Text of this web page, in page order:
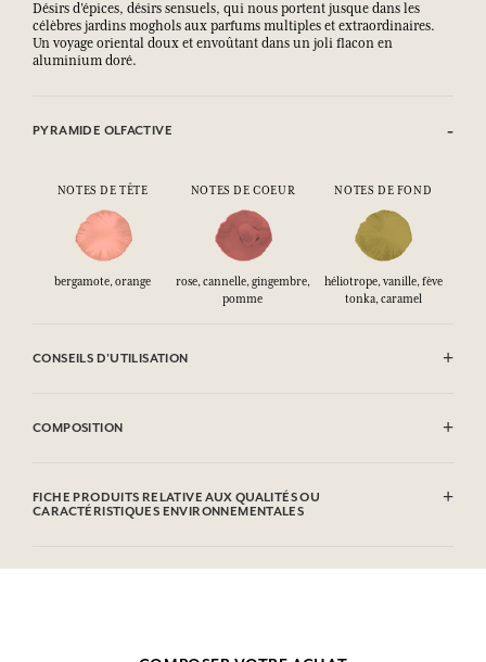
Désirs d’épices, désirs sensuels, qui nous portent jusque dans les
célèbres jardins moghols aux parfums multiples et extraordinaires.
Un voyage oriental doux et envoûtant dans un joli flacon en
aluminium doré.
PYRAMIDE OLFACTIVE
NOTES DE TÊTE NOTES DE COEUR NOTES DE FOND
bergamote, orange
rose, cannelle, gingembre,
pomme
héliotrope, vanille, fève
tonka, caramel
CONSEILS D'UTILISATION
COMPOSITION
Linalool, Limonene, Geraniol, Citral, Cinnamal, Eugenol, Coumarin,
Citronellol.
FICHE PRODUITS RELATIVE AUX QUALITÉS OU
CARACTÉRISTIQUES ENVIRONNEMENTALES
Veuillez consulter les qualités ou caractéristiques environnementales